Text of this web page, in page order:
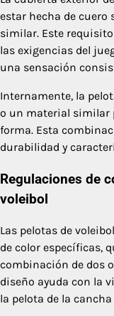
estar hecha de
similar. Este
las exigencias del
una sensación
Internamente, la
o un material similar
forma. Esta
durabilidad y
Regulaciones de
voleibol
Las pelotas de
de color específicas,
combinación de dos
diseño ayuda con la
la pelota de la